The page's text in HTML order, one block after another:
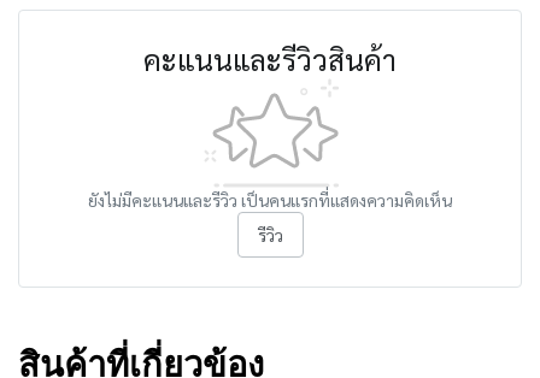
คะแนนและรีวิวสินค้า
ยังไม่มีคะแนนและรีวิว เป็นคนแรกที่แสดงความคิดเห็น
รีวิว
สินค้าที่เกี่ยวข้อง